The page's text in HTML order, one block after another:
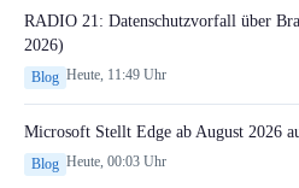
RADIO 21: Datenschutzvorfall über
2026)
Blog Heute, 11:49 Uhr
Microsoft Stellt Edge ab August 2026
Blog Heute, 00:03 Uhr